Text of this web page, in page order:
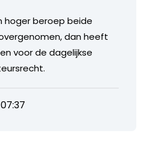
hoger beroep beide
dan heeft
voor de dagelijkse